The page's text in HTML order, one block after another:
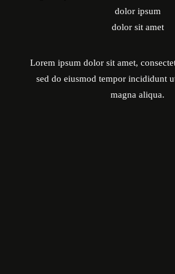
dolor ipsum
dolor sit amet
Lorem ipsum dolor sit amet,
sed do eiusmod tempor incididunt
magna aliqua.